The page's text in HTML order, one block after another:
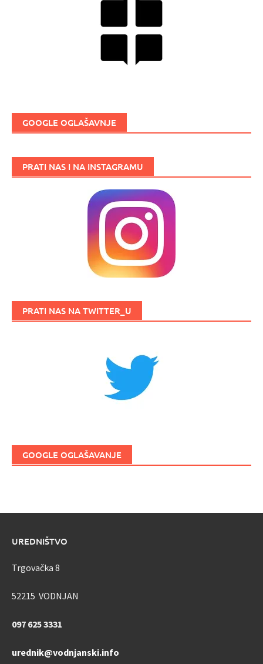
GOOGLE OGLAŠAVNJE
PRATI NAS I NA INSTAGRAMU
PRATI NAS NA TWITTER_U
GOOGLE OGLAŠAVANJE
UREDNIŠTVO
Trgovačka 8
52215 VODNJAN
097 625 3331
urednik@vodnjanski.info